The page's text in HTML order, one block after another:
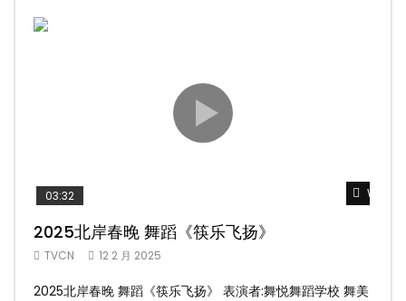
Watch
03:32
2025北岸春晚 舞蹈《筷乐飞扬》
TVCN 12 2 月 2025
2025北岸春晚 舞蹈《筷乐飞扬》 表演者:舞悦舞蹈学校 舞美